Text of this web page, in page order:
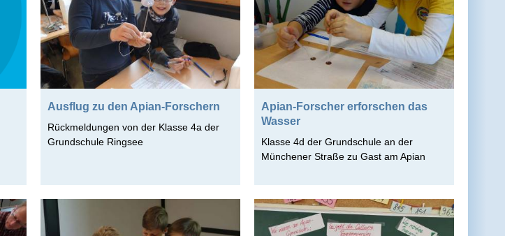
Ausflug zu den Apian-Forschern
Rückmeldungen von der Klasse 4a der
Grundschule Ringsee
Apian-Forscher erforschen das
Wasser
Klasse 4d der Grundschule an der
Münchener Straße zu Gast am Apian